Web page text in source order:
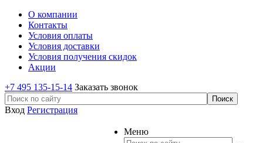
О компании
Контакты
Условия оплаты
Условия доставки
Условия получения скидок
Акции
+7 495 135-15-14 Заказать звонок
Вход Регистрация
Меню